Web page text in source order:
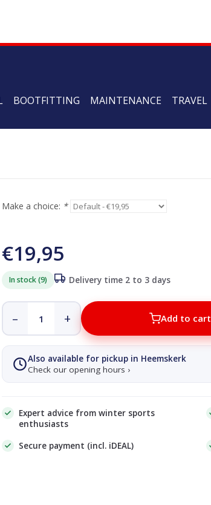
BOOTFITTING MAINTENANCE TRAVEL
Make a choice: *
€19,95
In stock (9) Delivery time 2 to 3 days
– + Add to cart
Also available for pickup in Heemskerk
Check our opening hours ›
Expert advice from winter sports
enthusiasts
Secure payment (incl. iDEAL)